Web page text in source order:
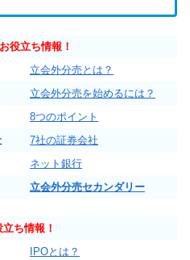
役立ち情報！
立会外分売とは？
立会外分売を始めるには？
8つのポイント
7社の証券会社
ネット銀行
立会外分売セカンダリー
立ち情報！
IPOとは？